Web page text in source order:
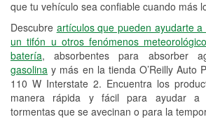
que tu vehículo sea confiable cuando más
Descubre artículos que pueden ayudarte
un tifón u otros fenómenos
batería, absorbentes para absorber
gasolina y más en la tienda O’Reilly Auto
110 W Interstate 2. Encuentra los
manera rápida y fácil para ayudar a
tormentas que se avecinan o para la
Idiomas
Español